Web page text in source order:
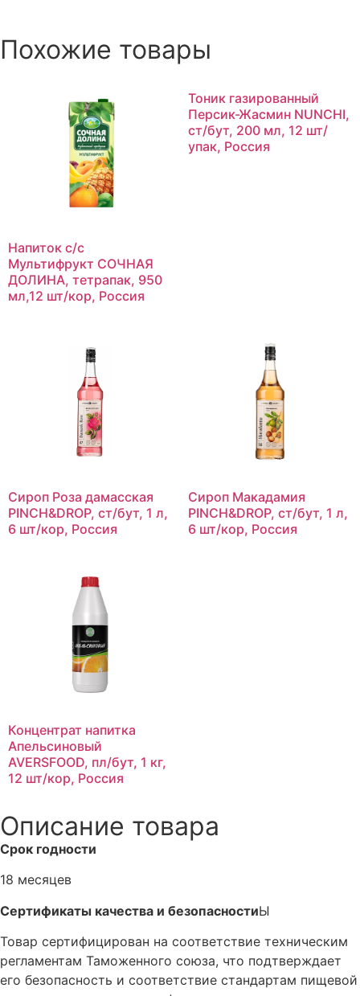
Похожие товары
Напиток с/с
Мультифрукт СОЧНАЯ
ДОЛИНА, тетрапак, 950
мл,12 шт/кор, Россия
Тоник газированный
Персик-Жасмин NUNCHI,
ст/бут, 200 мл, 12 шт/
упак, Россия
Сироп Роза дамасская
PINCH&DROP, ст/бут, 1 л,
6 шт/кор, Россия
Сироп Макадамия
PINCH&DROP, ст/бут, 1 л,
6 шт/кор, Россия
Концентрат напитка
Апельсиновый
AVERSFOOD, пл/бут, 1 кг,
12 шт/кор, Россия
Описание товара
Срок годности
18 месяцев
Сертификаты качества и безопасностиЫ
Товар сертифицирован на соответствие техническим
регламентам Таможенного союза, что подтверждает
его безопасность и соответствие стандартам пищевой